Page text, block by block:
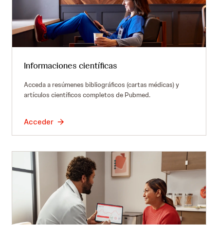
Informaciones científicas
Acceda a resúmenes bibliográficos (cartas médicas) y
artículos científicos completos de Pubmed.
Acceder